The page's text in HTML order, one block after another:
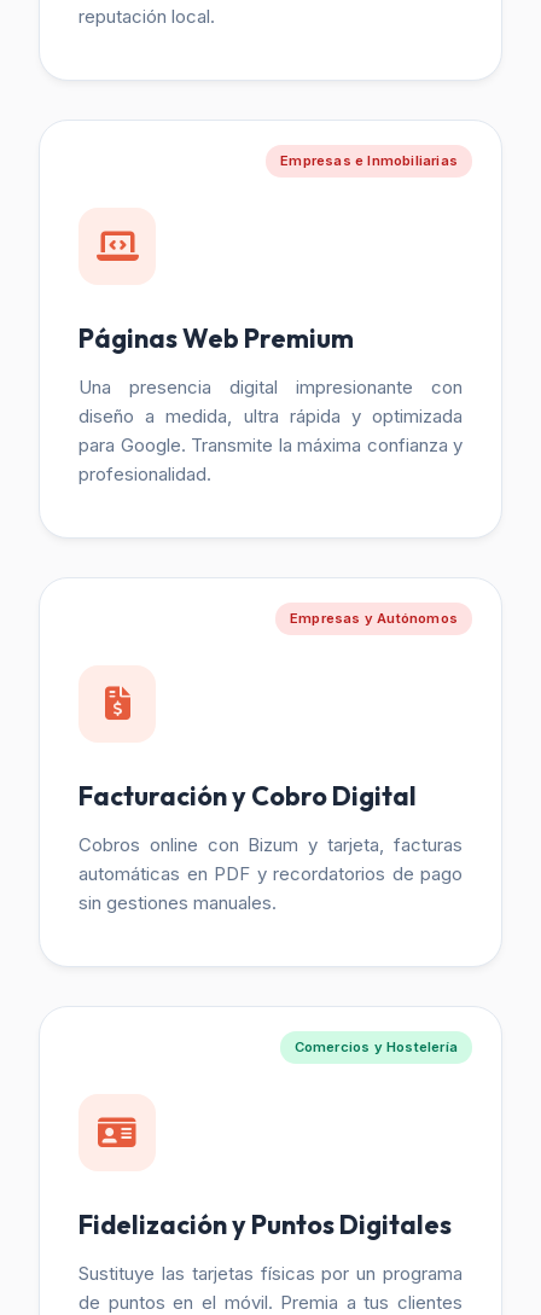
reputación local.
Empresas e Inmobiliarias
Páginas Web Premium
Una presencia digital impresionante con
diseño a medida, ultra rápida y optimizada
para Google. Transmite la máxima confianza y
profesionalidad.
Empresas y Autónomos
Facturación y Cobro Digital
Cobros online con Bizum y tarjeta, facturas
automáticas en PDF y recordatorios de pago
sin gestiones manuales.
Comercios y Hostelería
Fidelización y Puntos Digitales
Sustituye las tarjetas físicas por un programa
de puntos en el móvil. Premia a tus clientes